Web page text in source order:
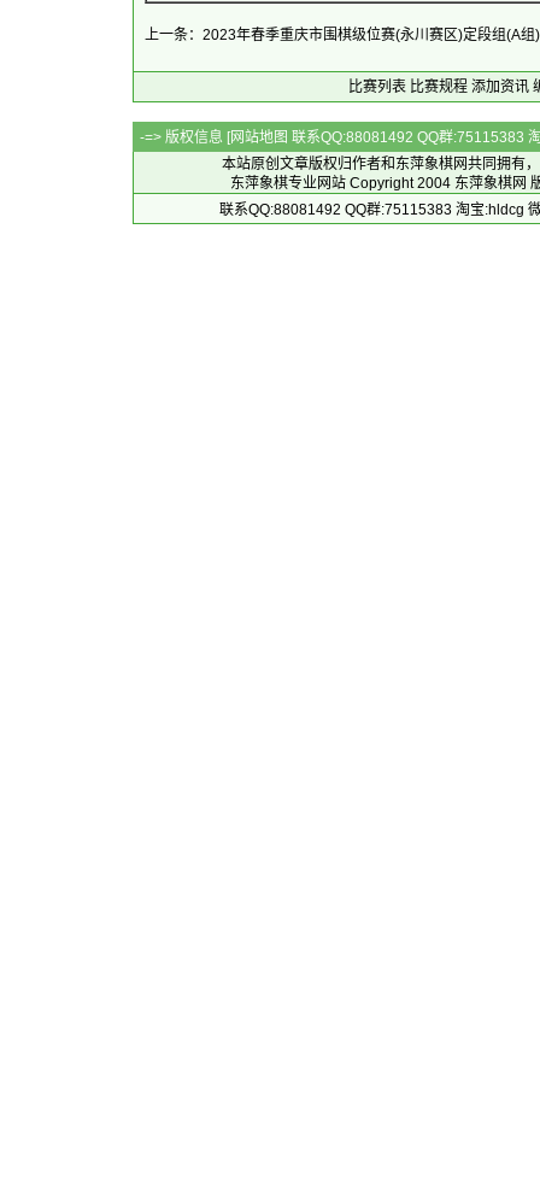
上一条：2023年春季重庆市围棋级位赛(永川赛区)定段组(A组
比赛列表 比赛规程 添加资讯
-=> 版权信息 [网站地图 联系QQ:88081492 QQ群:75115383
本站原创文章版权归作者和 东萍象棋网共同拥有
东萍象棋专业网站 Copyright 2004 东萍象棋网
联系QQ:88081492 QQ群:75115383 淘宝:hldcg